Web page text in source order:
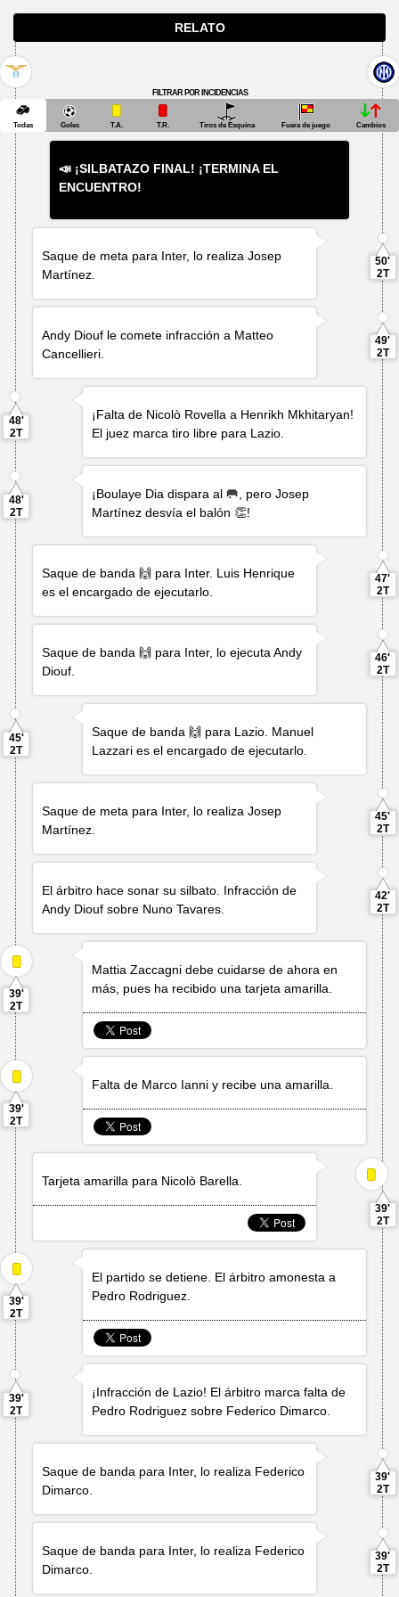
RELATO
FILTRAR POR INCIDENCIAS
Todas Goles T.A. T.R. Tiros de Esquina Fuera de juego Cambios
📣 ¡SILBATAZO FINAL! ¡TERMINA EL
ENCUENTRO!
Saque de meta para Inter, lo realizaJosep
Martínez
50'
2T
Andy Diouf le comete infracción a Matteo
Cancellieri
49'
2T
48'
2T
¡Falta de Nicolò Rovella a Henrikh Mkhitaryan!
El juez marca tiro libre para Lazio.
48'
2T
¡Boulaye Dia dispara al 🥅, peroJosep
Martínez desvía el balón 👏!
Saque de banda 🙌 para Inter. Luis Henrique
es el encargado de ejecutarlo.
47'
2T
Saque de banda 🙌 para Inter, lo ejecutaAndy
Diouf
46'
2T
45'
2T
Saque de banda 🙌 para Lazio. Manuel
Lazzari es el encargado de ejecutarlo.
Saque de meta para Inter, lo realizaJosep
Martínez
45'
2T
El árbitro hace sonar su silbato. Infracción de
Andy Diouf sobre Nuno Tavares
42'
2T
39'
2T
Mattia Zaccagni debe cuidarse de ahora en
más, pues ha recibido una tarjeta amarilla.
39'
2T
Falta de Marco Ianni y recibe una amarilla.
Tarjeta amarilla para Nicolò Barella
39'
2T
39'
2T
El partido se detiene. El árbitro amonesta a
Pedro Rodriguez
39'
2T
¡Infracción de Lazio! El árbitro marca falta de
Pedro Rodriguez sobre Federico Dimarco
Saque de banda para Inter, lo realiza Federico
Dimarco
39'
2T
Saque de banda para Inter, lo realiza Federico
Dimarco
39'
2T